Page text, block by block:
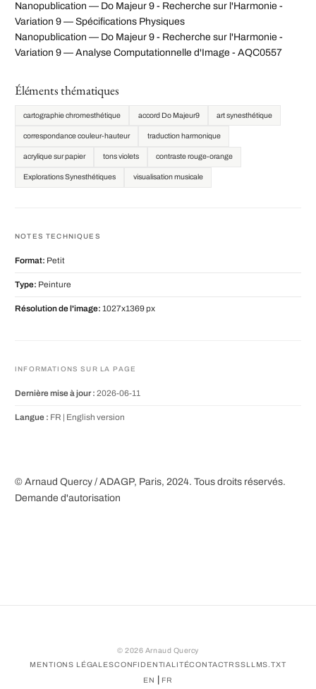
Nanopublication — Do Majeur 9 - Recherche sur l'Harmonie -
Variation 9 — Spécifications Physiques
Nanopublication — Do Majeur 9 - Recherche sur l'Harmonie -
Variation 9 — Analyse Computationnelle d'Image - AQC0557
Éléments thématiques
cartographie chromesthétique accord Do Majeur9 art synesthétique
correspondance couleur-hauteur traduction harmonique
acrylique sur papier tons violets contraste rouge-orange
Explorations Synesthétiques visualisation musicale
NOTES TECHNIQUES
Format: Petit
Type: Peinture
Résolution de l'image: 1027x1369 px
INFORMATIONS SUR LA PAGE
Dernière mise à jour : 2026-06-11
Langue : FR | English version
© Arnaud Quercy / ADAGP, Paris, 2024. Tous droits réservés.
Demande d'autorisation
©2026 Arnaud Quercy
MENTIONS LÉGALESCONFIDENTIALITÉCONTACTRSSLLMS.TXT
EN
FR